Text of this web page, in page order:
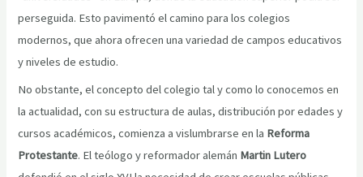
perseguida. Esto pavimentó el camino para los colegios
modernos, que ahora ofrecen una variedad de campos educativos
y niveles de estudio.
No obstante, el concepto del colegio tal y como lo conocemos en
la actualidad, con su estructura de aulas, distribución por edades y
cursos académicos, comienza a vislumbrarse en la Reforma
Protestante. El teólogo y reformador alemán Martin Lutero